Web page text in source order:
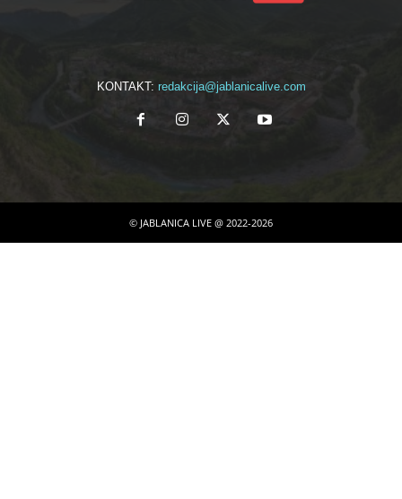
KONTAKT: redakcija@jablanicalive.com
© JABLANICA LIVE @ 2022-2026